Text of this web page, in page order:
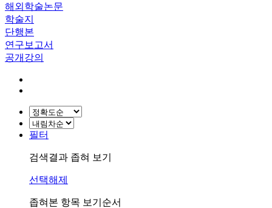
해외학술논문
학술지
단행본
연구보고서
공개강의
필터
검색결과 좁혀 보기
선택해제
좁혀본 항목 보기순서